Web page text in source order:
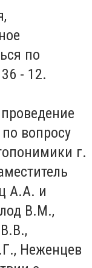
по
- 12.
вопросу
г.
А.А. и
В.М.,
Неженцев